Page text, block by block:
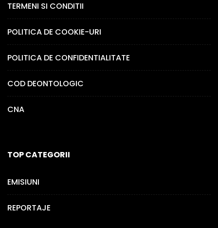
TERMENI SI CONDITII
POLITICA DE COOKIE-URI
POLITICA DE CONFIDENTIALITATE
COD DEONTOLOGIC
CNA
TOP CATEGORII
EMISIUNI
REPORTAJE